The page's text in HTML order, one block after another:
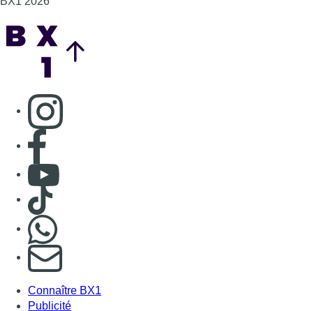
Consulter page Instagram
Consulter page Facebook
Consulter Youtube
Consulter TikTok
S'abonner à notre newsletter
Connaître BX1
Publicité